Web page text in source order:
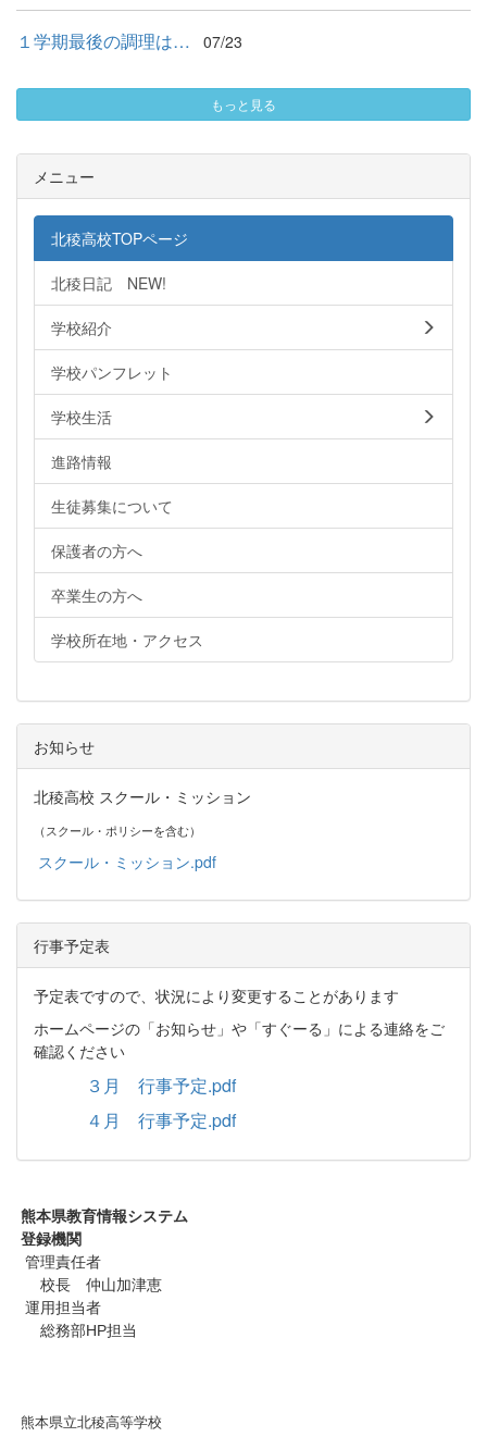
１学期最後の調理は… 07/23
もっと見る
メニュー
北稜高校TOPページ
北稜日記 NEW!
学校紹介
学校パンフレット
学校生活
進路情報
生徒募集について
保護者の方へ
卒業生の方へ
学校所在地・アクセス
お知らせ
北稜高校 スクール・ミッション
（スクール・ポリシーを含む）
スクール・ミッション.pdf
行事予定表
予定表ですので、状況により変更することがあります
ホームページの「お知らせ」や「すぐーる」による連絡をご
確認ください
３月 行事予定.pdf
４月 行事予定.pdf
熊本県教育情報システム
登録機関
管理責任者
校長 仲山加津恵
運用担当者
総務部HP担当
熊本県立北稜高等学校